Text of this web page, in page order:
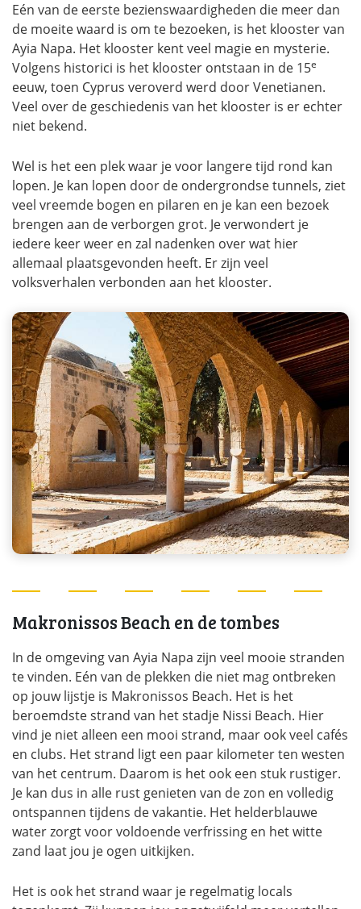
Eén van de eerste bezienswaardigheden die meer dan
de moeite waard is om te bezoeken, is het klooster van
Ayia Napa. Het klooster kent veel magie en mysterie.
Volgens historici is het klooster ontstaan in de 15e
eeuw, toen Cyprus veroverd werd door Venetianen.
Veel over de geschiedenis van het klooster is er echter
niet bekend.
Wel is het een plek waar je voor langere tijd rond kan
lopen. Je kan lopen door de ondergrondse tunnels, ziet
veel vreemde bogen en pilaren en je kan een bezoek
brengen aan de verborgen grot. Je verwondert je
iedere keer weer en zal nadenken over wat hier
allemaal plaatsgevonden heeft. Er zijn veel
volksverhalen verbonden aan het klooster.
Makronissos Beach en de tombes
In de omgeving van Ayia Napa zijn veel mooie stranden
te vinden. Eén van de plekken die niet mag ontbreken
op jouw lijstje is Makronissos Beach. Het is het
beroemdste strand van het stadje Nissi Beach. Hier
vind je niet alleen een mooi strand, maar ook veel cafés
en clubs. Het strand ligt een paar kilometer ten westen
van het centrum. Daarom is het ook een stuk rustiger.
Je kan dus in alle rust genieten van de zon en volledig
ontspannen tijdens de vakantie. Het helderblauwe
water zorgt voor voldoende verfrissing en het witte
zand laat jou je ogen uitkijken.
Het is ook het strand waar je regelmatig locals